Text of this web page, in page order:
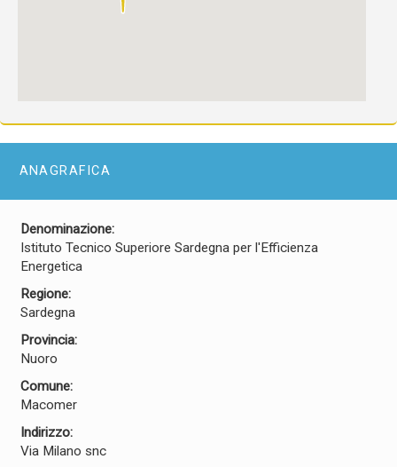
ANAGRAFICA
Denominazione:
Istituto Tecnico Superiore Sardegna per l'Efficienza
Energetica
Regione:
Sardegna
Provincia:
Nuoro
Comune:
Macomer
Indirizzo:
Via Milano snc